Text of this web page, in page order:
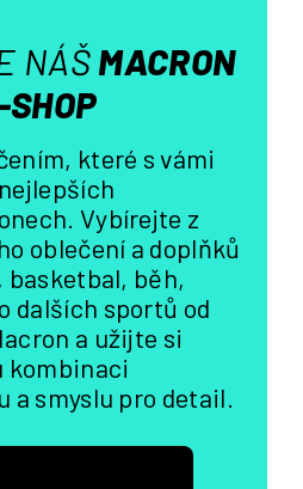
u
NÁŠMACRON
SHOP
které s vámi
Vybírejte z
oblečení a doplňků
basketbal, běh,
dalších sportů od
a užijte si
kombinaci
a smyslu pro detail.